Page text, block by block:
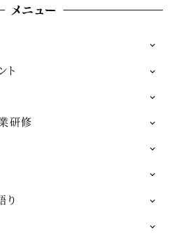
メニュー
ト
研修
り